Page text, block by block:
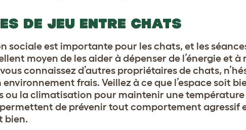
DE JEU ENTRE CHATS
sociale est importante pour les chats, et les
moyen de les aider à dépenser de l’énergie et
connaissez d’autres propriétaires de chats,
environnement frais. Veillez à ce que l’espace soit
ou la climatisation pour maintenir une
de prévenir tout comportement agressif
bien.